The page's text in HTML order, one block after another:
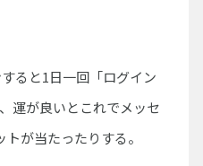
ると1日一回「ログイン
運が良いとこれでメッセ
が当たったりする。